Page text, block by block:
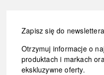
Zapisz się do
Otrzymuj informacje o
produktach i markach
ekskluzywne oferty.